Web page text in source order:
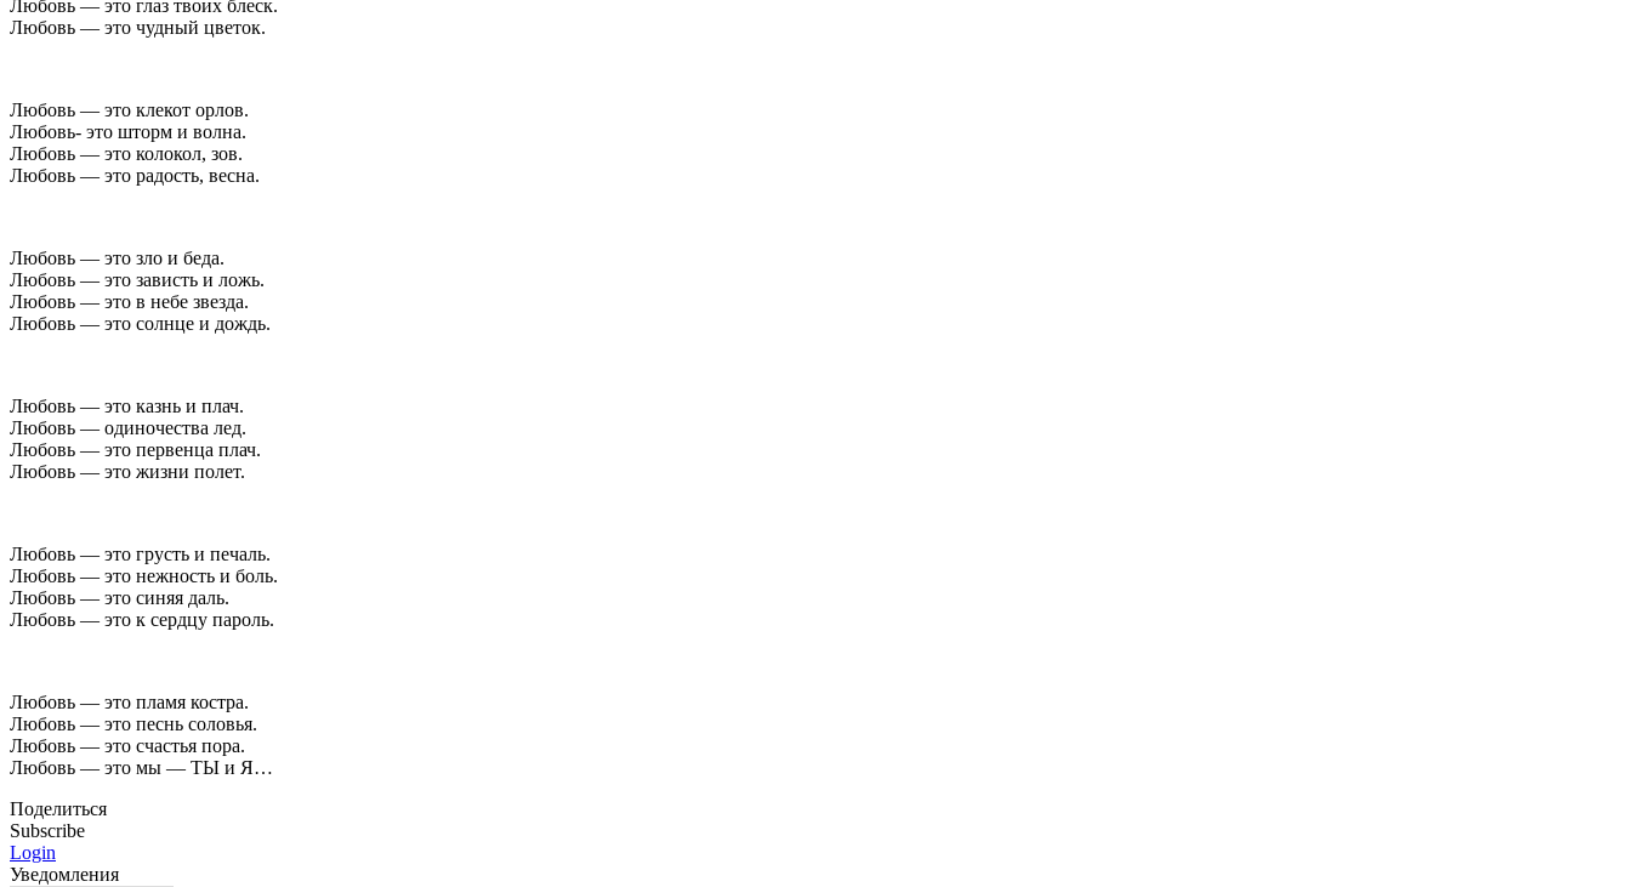
Любовь — это глаз твоих блеск.
Любовь — это чудный цветок.
Любовь — это клекот орлов.
Любовь- это шторм и волна.
Любовь — это колокол, зов.
Любовь — это радость, весна.
Любовь — это зло и беда.
Любовь — это зависть и ложь.
Любовь — это в небе звезда.
Любовь — это солнце и дождь.
Любовь — это казнь и плач.
Любовь — одиночества лед.
Любовь — это первенца плач.
Любовь — это жизни полет.
Любовь — это грусть и печаль.
Любовь — это нежность и боль.
Любовь — это синяя даль.
Любовь — это к сердцу пароль.
Любовь — это пламя костра.
Любовь — это песнь соловья.
Любовь — это счастья пора.
Любовь — это мы — ТЫ и Я…
Поделиться
Subscribe
Login
Уведомления